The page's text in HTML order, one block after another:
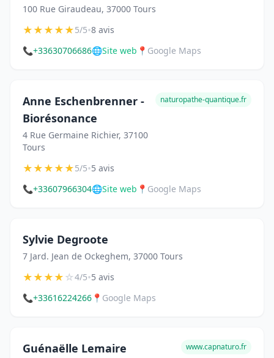
100 Rue Giraudeau, 37000 Tours
★★★★★5/5•8 avis
📞+33630706686🌐Site web 📍 Google Maps
Anne Eschenbrenner -
Biorésonance
4 Rue Germaine Richier, 37100
Tours
naturopathe-quantique.fr
★★★★★5/5•5 avis
📞+33607966304🌐Site web 📍 Google Maps
Sylvie Degroote
7 Jard. Jean de Ockeghem, 37000 Tours
★★★★☆4/5•5 avis
📞+33616224266 📍 Google Maps
Guénaëlle Lemaire www.capnaturo.fr